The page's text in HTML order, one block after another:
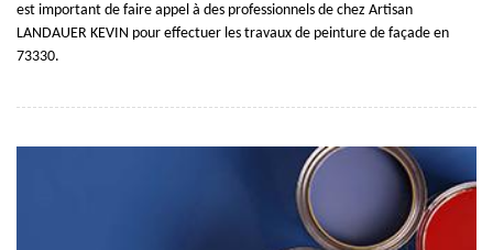
est important de faire appel à des professionnels de chez Artisan
LANDAUER KEVIN pour effectuer les travaux de peinture de façade en
73330.